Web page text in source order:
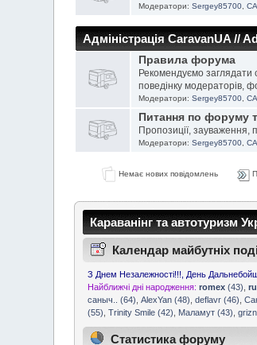
Модератори: Sergey85700,
Адміністрація CaravanUA //
Правила форума
Рекомендуємо
поведінку модераторів,
Модератори: Sergey85700,
Питання по форуму
Пропозиції,
Модератори: Sergey85700,
Немає нових повідомлень
Караванінг та автотуризм
Календар майбутніх
З Днем Незалежності!!!, День
Найближчі дні народження: romex(43)
саныч.. (64) AlexYan (48) deflavr (46)
(55) Trinity Smile (42) Маламут (43)
Статистика форуму